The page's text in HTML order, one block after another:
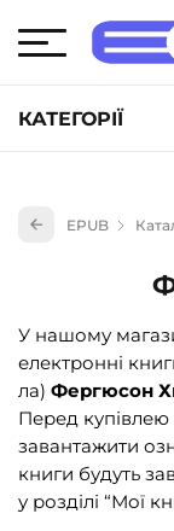
КАТЕГОРІЇ
Книги для
Книги для
Навчальна
Енциклопедії,
Подарункові
EPUB
У нашому
електронні
ла) Фергюсон
Перед
завантажити
книги будуть
у розділі “Мої